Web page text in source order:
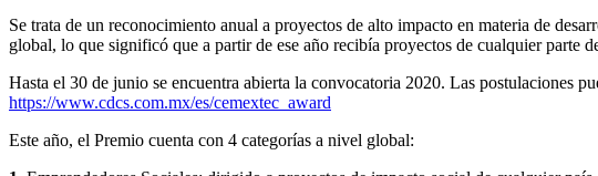
Se trata de un reconocimiento anual a proyectos de alto impacto en materia de
global, lo que significó que a partir de ese año recibía proyectos de cualquier parte
Hasta el 30 de junio se encuentra abierta la convocatoria 2020. Las postulaciones
https://www.cdcs.com.mx/es/cemextec_award
Este año, el Premio cuenta con 4 categorías a nivel global: